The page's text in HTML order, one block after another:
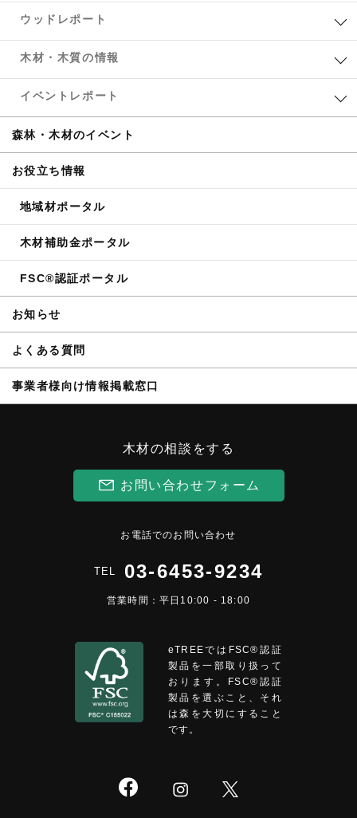
ウッドレポート
木材・木質の情報
イベントレポート
森林・木材のイベント
お役立ち情報
地域材ポータル
木材補助金ポータル
FSC®認証ポータル
お知らせ
よくある質問
事業者様向け情報掲載窓口
木材の相談をする
お問い合わせフォーム
お電話でのお問い合わせ
TEL 03-6453-9234
営業時間：平日10:00 - 18:00
eTREEではFSC®︎認証
製品を一部取り扱って
おります。FSC®認証
製品を選ぶこと、それ
は森を大切にすること
です。